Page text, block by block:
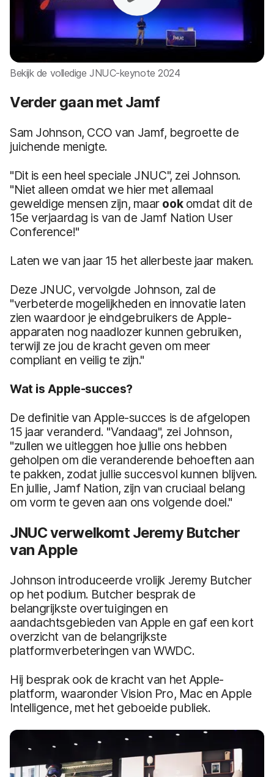
Bekijk de volledige JNUC-keynote 2024
Verder gaan met Jamf
Sam Johnson, CCO van Jamf, begroette de
juichende menigte.
"Dit is een heel speciale JNUC", zei Johnson.
"Niet alleen omdat we hier met allemaal
geweldige mensen zijn, maar ookomdat dit de
15e verjaardag is van de Jamf Nation User
Conference!"
Laten we van jaar 15 het allerbeste jaar maken.
Deze JNUC, vervolgde Johnson, zal de
"verbeterde mogelijkheden en innovatie laten
zien waardoor je eindgebruikers de Apple-
apparaten nog naadlozer kunnen gebruiken,
terwijl ze jou de kracht geven om meer
compliant en veilig te zijn."
Wat is Apple-succes?
De definitie van Apple-succes is de afgelopen
15 jaar veranderd. "Vandaag", zei Johnson,
"zullen we uitleggen hoe jullie ons hebben
geholpen om die veranderende behoeften aan
te pakken, zodat jullie succesvol kunnen blijven.
En jullie, Jamf Nation, zijn van cruciaal belang
om vorm te geven aan ons volgende doel."
JNUC verwelkomt Jeremy Butcher
van Apple
Johnson introduceerde vrolijk Jeremy Butcher
op het podium. Butcher besprak de
belangrijkste overtuigingen en
aandachtsgebieden van Apple en gaf een kort
overzicht van de belangrijkste
platformverbeteringen van WWDC.
Hij besprak ook de kracht van het Apple-
platform, waaronder Vision Pro, Mac en Apple
Intelligence, met het geboeide publiek.